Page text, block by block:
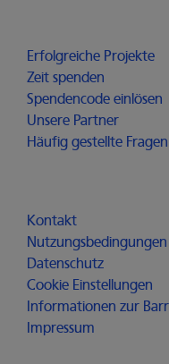
Erfolgreiche Projekte
Zeit spenden
Spendencode einlösen
Unsere Partner
Häufig gestellte
Kontakt
Nutzungsbedingungen
Datenschutz
Cookie Einstellungen
Informationen zur
Impressum